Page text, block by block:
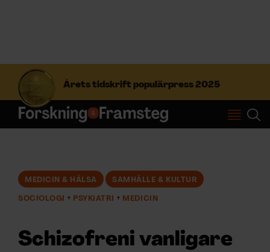
Årets tidskrift populärpress 2025
S
f
t
Prenumerera
ÄMNEN
MEDICIN & HÄLSA SAMHÄLLE & KULTUR
SOCIOLOGI PSYKIATRI MEDICIN
Schizofreni vanligare